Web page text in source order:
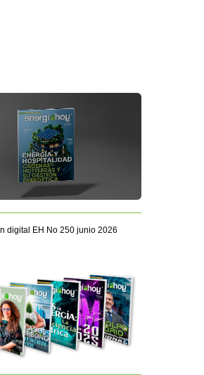
digital EH No 250 junio 2026